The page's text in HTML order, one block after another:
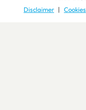
Disclaimer
Cookies